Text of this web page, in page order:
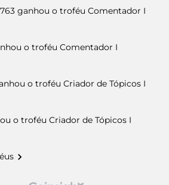
ganhou o troféu Comentador I
o troféu Comentador I
o troféu Criador de Tópicos I
o troféu Criador de Tópicos I